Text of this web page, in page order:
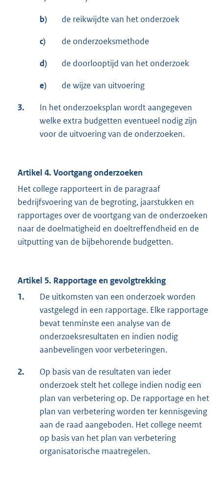
b) de reikwijdte van het onderzoek
c) de onderzoeksmethode
d) de doorlooptijd van het onderzoek
e) de wijze van uitvoering
3.
In het onderzoeksplan wordt aangegeven
welke extra budgetten eventueel nodig zijn
voor de uitvoering van de onderzoeken.
Artikel 4. Voortgang onderzoeken
Het college rapporteert in de paragraaf
bedrijfsvoering van de begroting, jaarstukken en
rapportages over de voortgang van de onderzoeken
naar de doelmatigheid en doeltreffendheid en de
uitputting van de bijbehorende budgetten.
Artikel 5. Rapportage en gevolgtrekking
1.
De uitkomsten van een onderzoek worden
vastgelegd in een rapportage. Elke rapportage
bevat tenminste een analyse van de
onderzoeksresultaten en indien nodig
aanbevelingen voor verbeteringen.
2.
Op basis van de resultaten van ieder
onderzoek stelt het college indien nodig een
plan van verbetering op. De rapportage en het
plan van verbetering worden ter kennisgeving
aan de raad aangeboden. Het college neemt
op basis van het plan van verbetering
organisatorische maatregelen.